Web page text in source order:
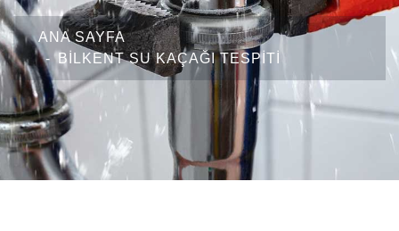
ANA SAYFA
BILKENT SU KAÇAĞI TESPITI